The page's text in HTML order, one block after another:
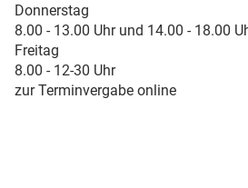
Donnerstag
8.00 - 13.00 Uhr und 14.00 - 18.00
Freitag
8.00 - 12-30 Uhr
zur Terminvergabe online